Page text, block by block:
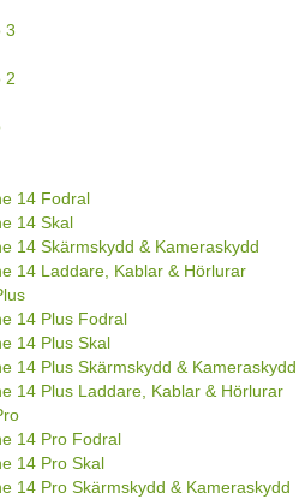
3
2
14 Fodral
14 Skal
14 Skärmskydd & Kameraskydd
14 Laddare, Kablar & Hörlurar
14 Plus Fodral
14 Plus Skal
14 Plus Skärmskydd & Kameraskydd
14 Plus Laddare, Kablar & Hörlurar
14 Pro Fodral
14 Pro Skal
14 Pro Skärmskydd & Kameraskydd